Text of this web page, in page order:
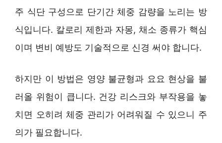
주 식단 구성으로 단기간 체중 감량을 노리는 방
식입니다. 칼로리 제한과 자몽, 채소 종류가 핵심
이며 변비 예방도 기술적으로 신경 써야 합니다.
하지만 이 방법은 영양 불균형과 요요 현상을 불
러올 위험이 큽니다. 건강 리스크와 부작용을 놓
치면 오히려 체중 관리가 어려워질 수 있으니 주
의가 필요합니다.